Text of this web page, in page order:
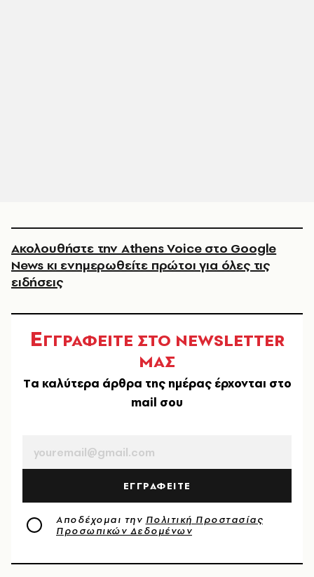
Ακολουθήστε την Athens Voice στο Google
News κι ενημερωθείτε πρώτοι για όλες τις
ειδήσεις
ΕΓΓΡΑΦΕΙΤΕ ΣΤΟ NEWSLETTER
ΜΑΣ
Tα καλύτερα άρθρα της ημέρας έρχονται στο
mail σου
ΕΓΓΡΑΦΕΙΤΕ
Αποδέχομαι την Πολιτική Προστασίας
Προσωπικών Δεδομένων